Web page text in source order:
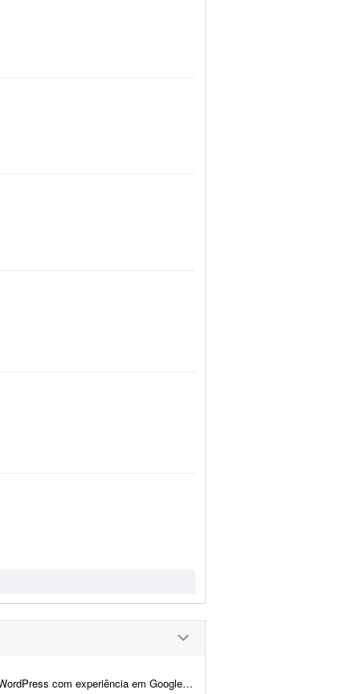
Google Analytics 4 e Google Consent Mode v2 para realizar adequações técni...